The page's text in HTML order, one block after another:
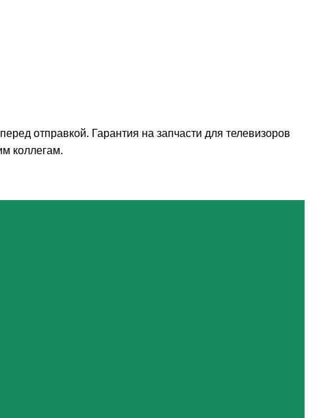
отправкой. Гарантия на запчасти для телевизоров
коллегам.